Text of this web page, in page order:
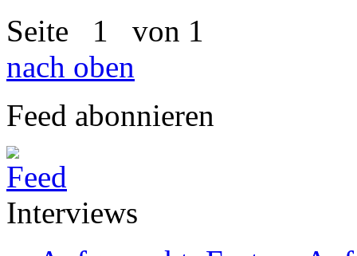
Seite 1 von 1
nach oben
Feed abonnieren
Interviews